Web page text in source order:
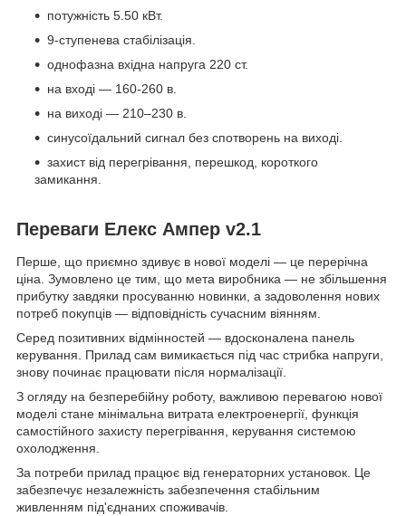
потужність 5.50 кВт.
9-ступенева стабілізація.
однофазна вхідна напруга 220 ст.
на вході — 160-260 в.
на виході — 210–230 в.
синусоїдальний сигнал без спотворень на виході.
захист від перегрівання, перешкод, короткого
замикання.
Переваги Елекс Ампер v2.1
Перше, що приємно здивує в нової моделі — це перерічна
ціна. Зумовлено це тим, що мета виробника — не збільшення
прибутку завдяки просуванню новинки, а задоволення нових
потреб покупців — відповідність сучасним віянням.
Серед позитивних відмінностей — вдосконалена панель
керування. Прилад сам вимикається під час стрибка напруги,
знову починає працювати після нормалізації.
З огляду на безперебійну роботу, важливою перевагою нової
моделі стане мінімальна витрата електроенергії, функція
самостійного захисту перегрівання, керування системою
охолодження.
За потреби прилад працює від генераторних установок. Це
забезпечує незалежність забезпечення стабільним
живленням під'єднаних споживачів.